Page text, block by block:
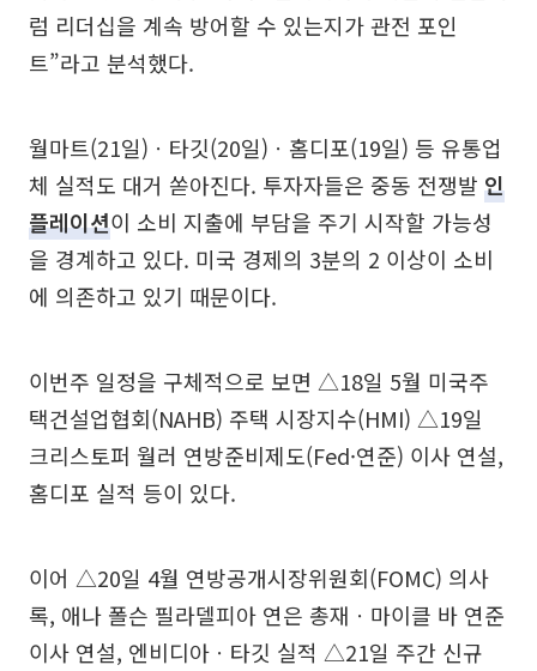
럼 리더십을 계속 방어할 수 있는지가 관전 포인
트”라고 분석했다.
월마트(21일)ㆍ타깃(20일)ㆍ홈디포(19일) 등 유통업
체 실적도 대거 쏟아진다. 투자자들은 중동 전쟁발 인
플레이션이 소비 지출에 부담을 주기 시작할 가능성
을 경계하고 있다. 미국 경제의 3분의 2 이상이 소비
에 의존하고 있기 때문이다.
이번주 일정을 구체적으로 보면 △18일 5월 미국주
택건설업협회(NAHB) 주택 시장지수(HMI) △19일
크리스토퍼 월러 연방준비제도(Fed·연준) 이사 연설,
홈디포 실적 등이 있다.
이어 △20일 4월 연방공개시장위원회(FOMC) 의사
록, 애나 폴슨 필라델피아 연은 총재ㆍ마이클 바 연준
이사 연설, 엔비디아ㆍ타깃 실적 △21일 주간 신규